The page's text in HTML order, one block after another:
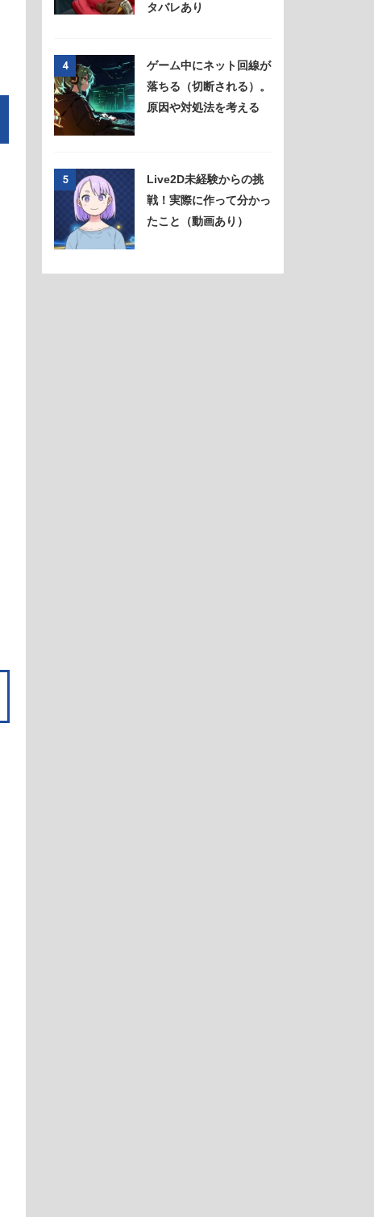
タバレあり
4
ゲーム中にネット回線が
落ちる（切断される）。
原因や対処法を考える
5
Live2D未経験からの挑
戦！実際に作って分かっ
たこと（動画あり）